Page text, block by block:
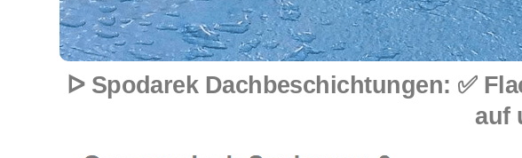
ᐅ Spodarek Dachbeschichtungen: ✅
auf